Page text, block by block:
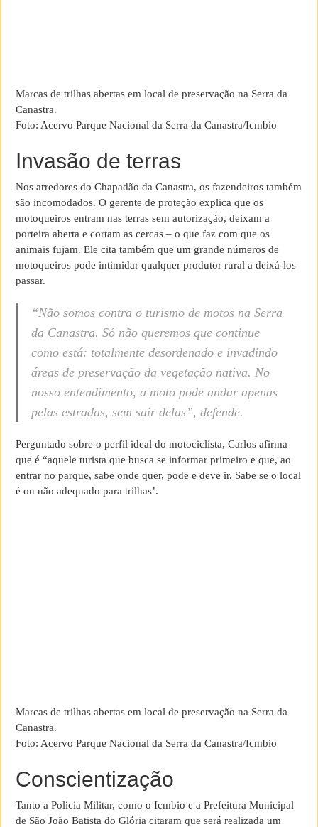
Marcas de trilhas abertas em local de preservação na Serra da
Canastra.
Foto: Acervo Parque Nacional da Serra da Canastra/Icmbio
Invasão de terras
Nos arredores do Chapadão da Canastra, os fazendeiros também
são incomodados. O gerente de proteção explica que os
motoqueiros entram nas terras sem autorização, deixam a
porteira aberta e cortam as cercas – o que faz com que os
animais fujam. Ele cita também que um grande números de
motoqueiros pode intimidar qualquer produtor rural a deixá-los
passar.
“Não somos contra o turismo de motos na Serra
da Canastra. Só não queremos que continue
como está: totalmente desordenado e invadindo
áreas de preservação da vegetação nativa. No
nosso entendimento, a moto pode andar apenas
pelas estradas, sem sair delas”, defende.
Perguntado sobre o perfil ideal do motociclista, Carlos afirma
que é “aquele turista que busca se informar primeiro e que, ao
entrar no parque, sabe onde quer, pode e deve ir. Sabe se o local
é ou não adequado para trilhas’.
Marcas de trilhas abertas em local de preservação na Serra da
Canastra.
Foto: Acervo Parque Nacional da Serra da Canastra/Icmbio
Conscientização
Tanto a Polícia Militar, como o Icmbio e a Prefeitura Municipal
de São João Batista do Glória citaram que será realizada um